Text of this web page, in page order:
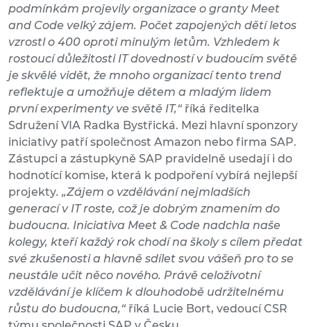
podmínkám projevily organizace o granty Meet
and Code velký zájem. Počet zapojených dětí letos
vzrostl o 400 oproti minulým letům. Vzhledem k
rostoucí důležitosti IT dovedností v budoucím světě
je skvělé vidět, že mnoho organizací tento trend
reflektuje a umožňuje dětem a mladým lidem
první experimenty ve světě IT,“ říká ředitelka
Sdružení VIA Radka Bystřická. Mezi hlavní sponzory
iniciativy patří společnost Amazon nebo firma SAP.
Zástupci a zástupkyně SAP pravidelně usedají i do
hodnotící komise, která k podpoření vybírá nejlepší
projekty. „Zájem o vzdělávání nejmladších
generací v IT roste, což je dobrým znamením do
budoucna. Iniciativa Meet & Code nadchla naše
kolegy, kteří každý rok chodí na školy s cílem předat
své zkušenosti a hlavně sdílet svou vášeň pro to se
neustále učit něco nového. Právě celoživotní
vzdělávání je klíčem k dlouhodobě udržitelnému
růstu do budoucna,“ říká Lucie Bort, vedoucí CSR